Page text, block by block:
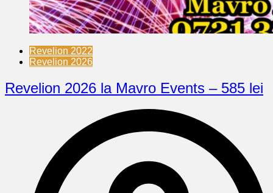
Revelion 2022
Revelion 2026
Revelion 2026 la Mavro Events – 585 lei